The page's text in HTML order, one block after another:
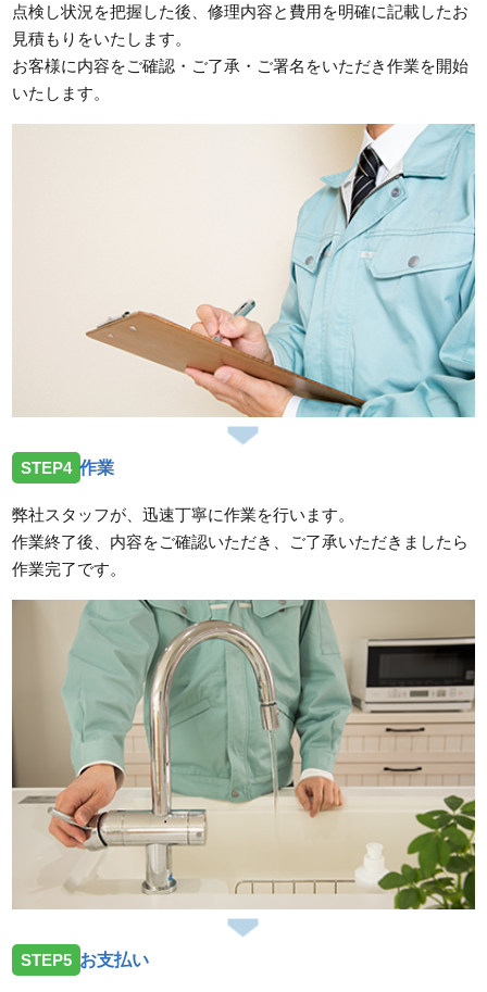
点検し状況を把握した後、修理内容と費用を明確に記載したお
見積もりをいたします。
お客様に内容をご確認・ご了承・ご署名をいただき作業を開始
いたします。
STEP4 作業
弊社スタッフが、迅速丁寧に作業を行います。
作業終了後、内容をご確認いただき、ご了承いただきましたら
作業完了です。
STEP5 お支払い